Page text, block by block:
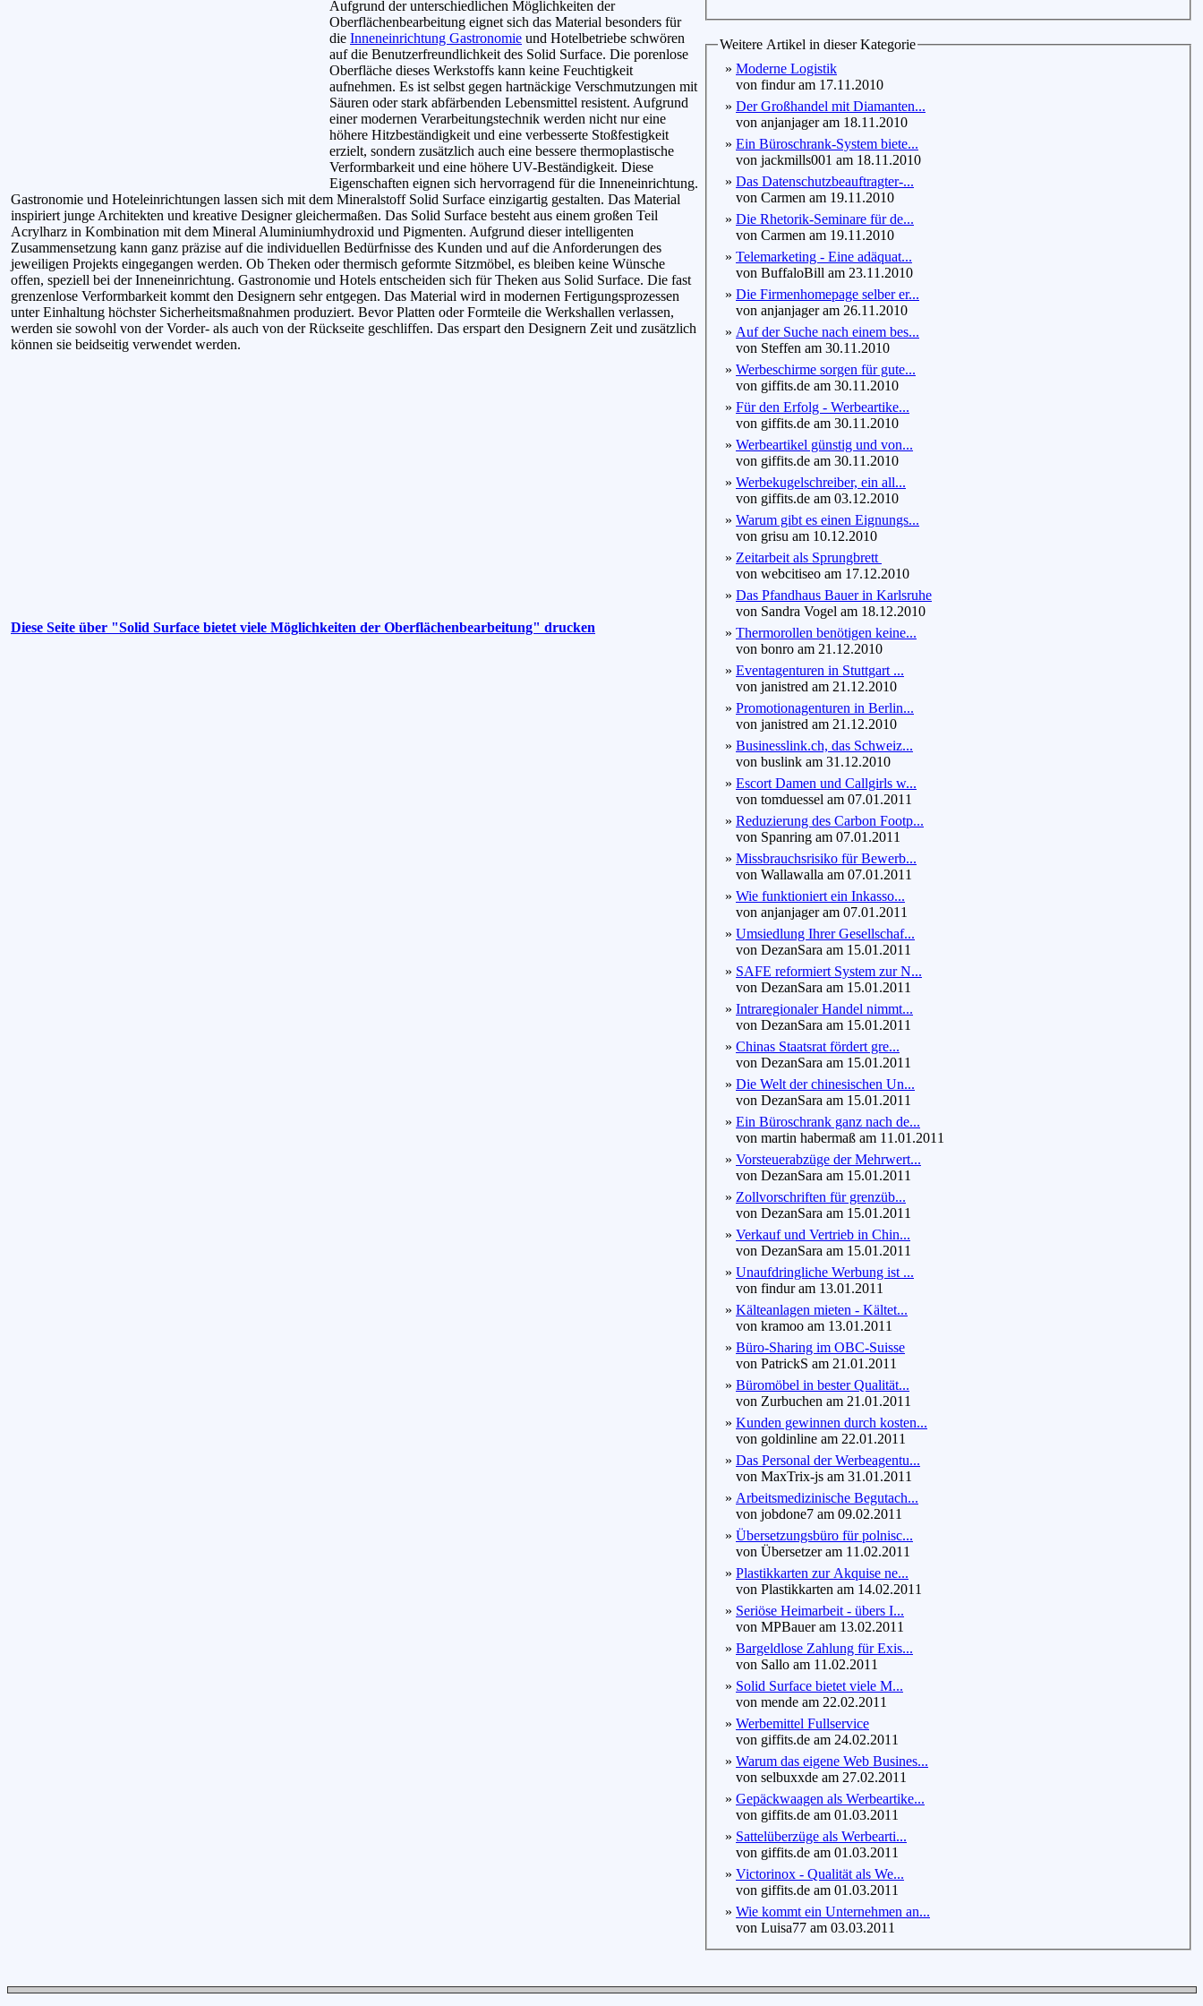
Aufgrund der unterschiedlichen Möglichkeiten der
Oberflächenbearbeitung eignet sich das Material besonders für
die Inneneinrichtung Gastronomie und Hotelbetriebe schwören
auf die Benutzerfreundlichkeit des Solid Surface. Die porenlose
Oberfläche dieses Werkstoffs kann keine Feuchtigkeit
aufnehmen. Es ist selbst gegen hartnäckige Verschmutzungen mit
Säuren oder stark abfärbenden Lebensmittel resistent. Aufgrund
einer modernen Verarbeitungstechnik werden nicht nur eine
höhere Hitzbeständigkeit und eine verbesserte Stoßfestigkeit
erzielt, sondern zusätzlich auch eine bessere thermoplastische
Verformbarkeit und eine höhere UV-Beständigkeit. Diese
Eigenschaften eignen sich hervorragend für die Inneneinrichtung.
Gastronomie und Hoteleinrichtungen lassen sich mit dem Mineralstoff Solid Surface einzigartig gestalten. Das Material
inspiriert junge Architekten und kreative Designer gleichermaßen. Das Solid Surface besteht aus einem großen Teil
Acrylharz in Kombination mit dem Mineral Aluminiumhydroxid und Pigmenten. Aufgrund dieser intelligenten
Zusammensetzung kann ganz präzise auf die individuellen Bedürfnisse des Kunden und auf die Anforderungen des
jeweiligen Projekts eingegangen werden. Ob Theken oder thermisch geformte Sitzmöbel, es bleiben keine Wünsche
offen, speziell bei der Inneneinrichtung. Gastronomie und Hotels entscheiden sich für Theken aus Solid Surface. Die fast
grenzenlose Verformbarkeit kommt den Designern sehr entgegen. Das Material wird in modernen Fertigungsprozessen
unter Einhaltung höchster Sicherheitsmaßnahmen produziert. Bevor Platten oder Formteile die Werkshallen verlassen,
werden sie sowohl von der Vorder- als auch von der Rückseite geschliffen. Das erspart den Designern Zeit und zusätzlich
können sie beidseitig verwendet werden.
Diese Seite über "Solid Surface bietet viele Möglichkeiten der Oberflächenbearbeitung" drucken
Weitere Artikel in dieser Kategorie
» Moderne Logistik
von findur am 17.11.2010
» Der Großhandel mit Diamanten...
von anjanjager am 18.11.2010
» Ein Büroschrank-System biete...
von jackmills001 am 18.11.2010
» Das Datenschutzbeauftragter-...
von Carmen am 19.11.2010
» Die Rhetorik-Seminare für de...
von Carmen am 19.11.2010
» Telemarketing - Eine adäquat...
von BuffaloBill am 23.11.2010
» Die Firmenhomepage selber er...
von anjanjager am 26.11.2010
» Auf der Suche nach einem bes...
von Steffen am 30.11.2010
» Werbeschirme sorgen für gute...
von giffits.de am 30.11.2010
» Für den Erfolg - Werbeartike...
von giffits.de am 30.11.2010
» Werbeartikel günstig und von...
von giffits.de am 30.11.2010
» Werbekugelschreiber, ein all...
von giffits.de am 03.12.2010
» Warum gibt es einen Eignungs...
von grisu am 10.12.2010
» Zeitarbeit als Sprungbrett
von webcitiseo am 17.12.2010
» Das Pfandhaus Bauer in Karlsruhe
von Sandra Vogel am 18.12.2010
» Thermorollen benötigen keine...
von bonro am 21.12.2010
» Eventagenturen in Stuttgart ...
von janistred am 21.12.2010
» Promotionagenturen in Berlin...
von janistred am 21.12.2010
» Businesslink.ch, das Schweiz...
von buslink am 31.12.2010
» Escort Damen und Callgirls w...
von tomduessel am 07.01.2011
» Reduzierung des Carbon Footp...
von Spanring am 07.01.2011
» Missbrauchsrisiko für Bewerb...
von Wallawalla am 07.01.2011
» Wie funktioniert ein Inkasso...
von anjanjager am 07.01.2011
» Umsiedlung Ihrer Gesellschaf...
von DezanSara am 15.01.2011
» SAFE reformiert System zur N...
von DezanSara am 15.01.2011
» Intraregionaler Handel nimmt...
von DezanSara am 15.01.2011
» Chinas Staatsrat fördert gre...
von DezanSara am 15.01.2011
» Die Welt der chinesischen Un...
von DezanSara am 15.01.2011
» Ein Büroschrank ganz nach de...
von martin habermaß am 11.01.2011
» Vorsteuerabzüge der Mehrwert...
von DezanSara am 15.01.2011
» Zollvorschriften für grenzüb...
von DezanSara am 15.01.2011
» Verkauf und Vertrieb in Chin...
von DezanSara am 15.01.2011
» Unaufdringliche Werbung ist ...
von findur am 13.01.2011
» Kälteanlagen mieten - Kältet...
von kramoo am 13.01.2011
» Büro-Sharing im OBC-Suisse
von PatrickS am 21.01.2011
» Büromöbel in bester Qualität...
von Zurbuchen am 21.01.2011
» Kunden gewinnen durch kosten...
von goldinline am 22.01.2011
» Das Personal der Werbeagentu...
von MaxTrix-js am 31.01.2011
» Arbeitsmedizinische Begutach...
von jobdone7 am 09.02.2011
» Übersetzungsbüro für polnisc...
von Übersetzer am 11.02.2011
» Plastikkarten zur Akquise ne...
von Plastikkarten am 14.02.2011
» Seriöse Heimarbeit - übers I...
von MPBauer am 13.02.2011
» Bargeldlose Zahlung für Exis...
von Sallo am 11.02.2011
» Solid Surface bietet viele M...
von mende am 22.02.2011
» Werbemittel Fullservice
von giffits.de am 24.02.2011
» Warum das eigene Web Busines...
von selbuxxde am 27.02.2011
» Gepäckwaagen als Werbeartike...
von giffits.de am 01.03.2011
» Sattelüberzüge als Werbearti...
von giffits.de am 01.03.2011
» Victorinox - Qualität als We...
von giffits.de am 01.03.2011
» Wie kommt ein Unternehmen an...
von Luisa77 am 03.03.2011